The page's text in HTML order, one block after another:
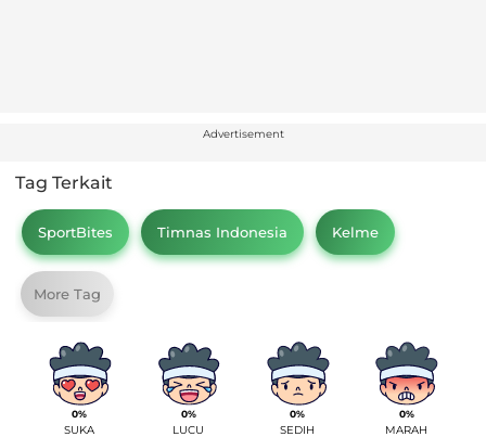
Advertisement
Tag Terkait
SportBites Timnas Indonesia Kelme
More Tag
0%
SUKA
0%
LUCU
0%
SEDIH
0%
MARAH